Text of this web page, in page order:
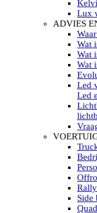
Led
Led
Led
LED
Led
Led
HELLA
Sea
Sea
Sea
LED
Lux
ADVIES
Wat
Wat
Wat
Led
Led
Side